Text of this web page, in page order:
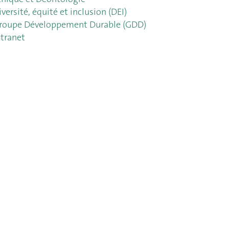
équité et inclusion (DEI)
Développement Durable (GDD)